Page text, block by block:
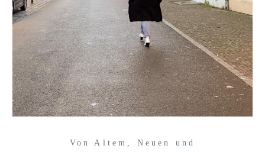
Von Altem, Neuen und